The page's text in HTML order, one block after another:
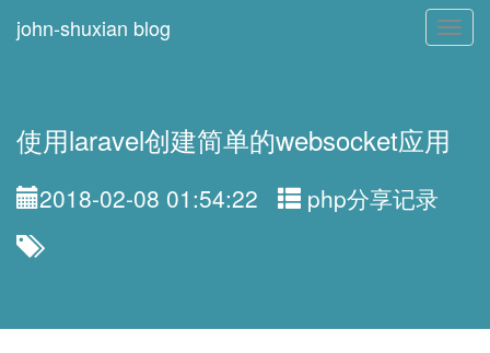
john-shuxian blog
使用laravel创建简单的websocket应用
2018-02-08 01:54:22 php分享记录